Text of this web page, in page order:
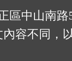
區中山南
容不同，